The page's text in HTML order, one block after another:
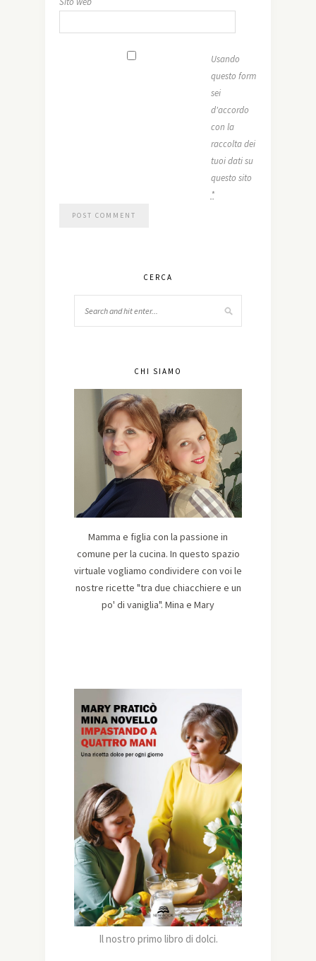
Usando
questo form
sei
d'accordo
con la
raccolta dei
tuoi dati su
questo sito
*
CERCA
CHI SIAMO
Mamma e figlia con la passione in
comune per la cucina. In questo spazio
virtuale vogliamo condividere con voi le
nostre ricette "tra due chiacchiere e un
po' di vaniglia". Mina e Mary
Il nostro primo libro di dolci.